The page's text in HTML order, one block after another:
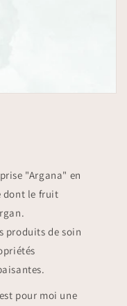
"Argana" en
dont le fruit
produits de soin
pour moi une